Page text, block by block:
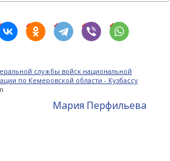
службы войск национальной
по Кемеровской области - Кузбассу
Мария Перфильева